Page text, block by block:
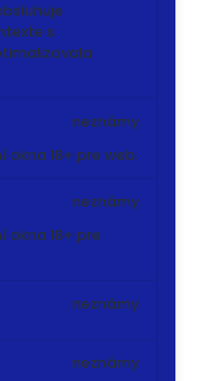
s
18+ pre web.
neznámy
okna 18+ pre
neznámy
neznámy
neznámy